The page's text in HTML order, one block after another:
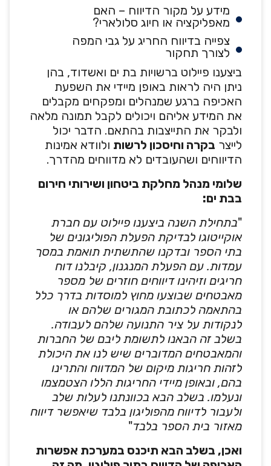
מידע על מקור הדיווח – האם
מאפליקציה או חיוג סלולארי?
צפייה בדיווח החריג על גבי המפה
לצורך תחקור
ביצענו פיילוט ברשויות בת ים ואשדוד, בהן
ניתן היה לראות באופן מיידי את השפעת
האכיפה ברגע שמנהלים ומפקחים מקבלים
את המידע אליהם ויכולים לקבל תמונה מלאה
ולבקר את התייצבות בהתאם. הדבר יכול
לייצר בקרה וחיסכון לרשות ולוודא אמינות
הדיווחים ושהעובדים לא מדווחים מהדרך.
שלומי מנהל מחלקת ביטחון ושירותי חירום
בבת ים:
"בתחילת השנה ביצענו פיילוט עם חברת
אוקייטוגו לבדיקת הפעלת הפוליגונים של
בתי הספר ובדקנו שהתשתית תואמת במסך
עמדות. עם הפעלת המנגנון, קיבלנו דוח
חריגים וזיהינו דיווחים חוזרים של מספר
מאבטחים שבוצעו מחוץ למוסדות בדרך כלל
בהתאמה לכתובת המגורים שלהם או
לנקודות על ציר התנועה שלהם לעבודה.
בשלב זה הבאנו לתשומת ליבם של החברות
והמאבטחים המדוברים שיש לנו את היכולת
לזהות חריגות מיקום של המדווח והתרינו
בהם, ובאופן מיידי החריגות הללו הצטמצמו
ונעלמו. בשלב הבא בכוונתנו לעלות שלב
ולעבור לדיווח מהפוליגון בלבד שיאפשר דיווח
מאזור בית הספר בלבד"
ואכן, בשלב הבא תיכנס במערכת אפשרות